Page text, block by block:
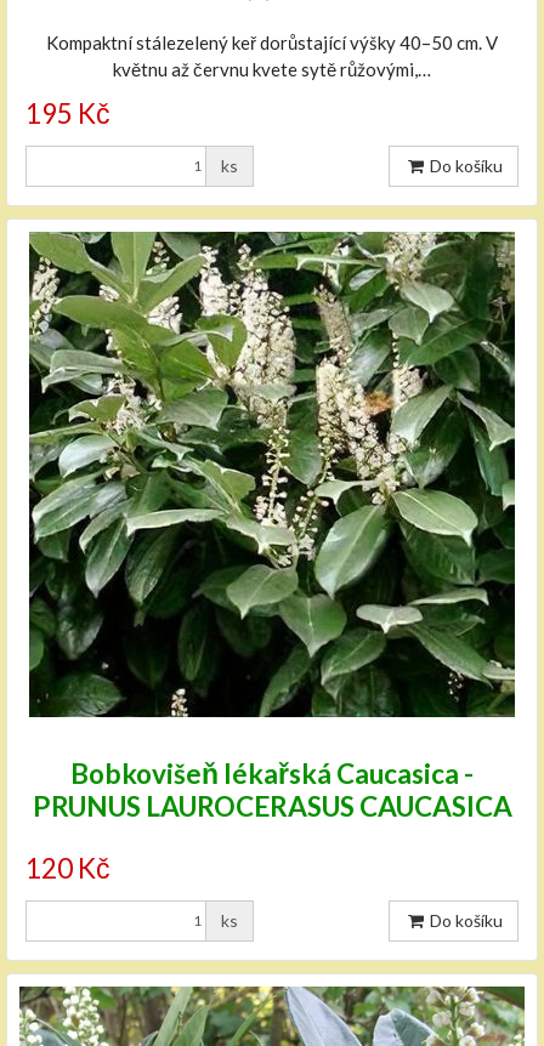
Kompaktní stálezelený keř dorůstající výšky 40–50 cm. V
květnu až červnu kvete sytě růžovými,…
195 Kč
ks Do košíku
Bobkovišeň lékařská Caucasica -
PRUNUS LAUROCERASUS CAUCASICA
120 Kč
ks Do košíku